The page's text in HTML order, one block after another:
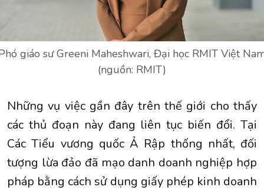
giáo sư Greeni Maheshwari, Đại học RMIT Việt
(nguồn: RMIT)
Những vụ việc gần đây trên thế giới cho thấy
các thủ đoạn này đang liên tục biến đổi. Tại
Các Tiểu vương quốc Ả Rập thống nhất, đối
tượng lừa đảo đã mạo danh doanh nghiệp hợp
pháp bằng cách sử dụng giấy phép kinh doanh